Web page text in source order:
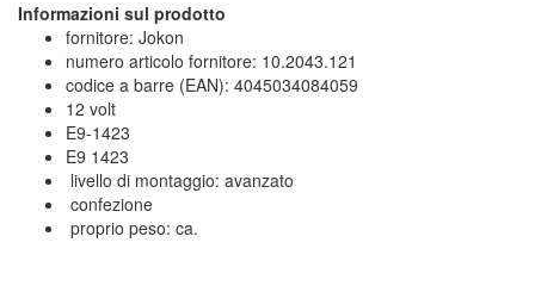
Informazioni sul prodotto
fornitore: Jokon
numero articolo fornitore: 10.2043.121
codice a barre (EAN): 4045034084059
12 volt
E9-1423
E9 1423
livello di montaggio: avanzato
confezione
proprio peso: ca.